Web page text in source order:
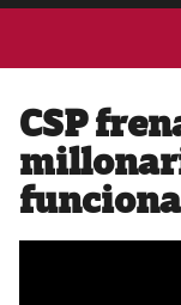
CSP